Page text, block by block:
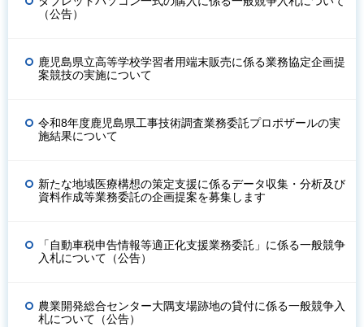
（公告）
鹿児島県立高等学校学習者用端末販売に係る業務協定企画提
案競技の実施について
令和8年度鹿児島県工事技術調査業務委託プロポザールの実
施結果について
新たな地域医療構想の策定支援に係るデータ収集・分析及び
資料作成等業務委託の企画提案を募集します
「自動車税申告情報等適正化支援業務委託」に係る一般競争
入札について（公告）
農業開発総合センター大隅支場跡地の貸付に係る一般競争入
札について（公告）